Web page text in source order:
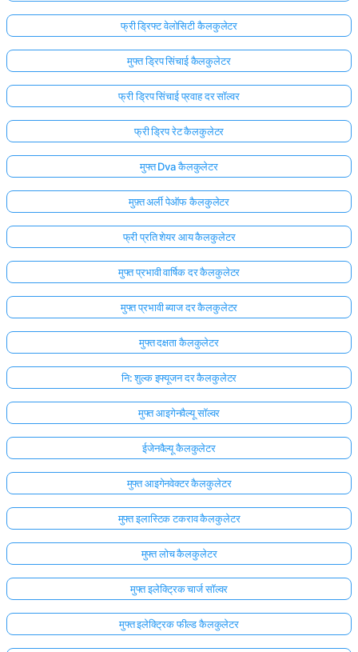
यहाँ
लॉग
इन
करें!
फ्री ड्रिफ्ट वेलोसिटी कैलकुलेटर
मुफ्त ड्रिप सिंचाई कैलकुलेटर
फ्री ड्रिप सिंचाई प्रवाह दर सॉल्वर
फ्री ड्रिप रेट कैलकुलेटर
मुफ्त Dva कैलकुलेटर
मुफ़्त अर्ली पेऑफ कैलकुलेटर
फ्री प्रति शेयर आय कैलकुलेटर
मुफ्त प्रभावी वार्षिक दर कैलकुलेटर
मुफ्त प्रभावी ब्याज दर कैलकुलेटर
मुफ्त दक्षता कैलकुलेटर
नि: शुल्क इफ्यूजन दर कैलकुलेटर
मुफ्त आइगेनवैल्यू सॉल्वर
ईजेनवैल्यू कैलकुलेटर
मुफ्त आइगेनवेक्टर कैलकुलेटर
मुफ्त इलास्टिक टकराव कैलकुलेटर
मुफ्त लोच कैलकुलेटर
मुफ्त इलेक्ट्रिक चार्ज सॉल्वर
मुफ्त इलेक्ट्रिक फील्ड कैलकुलेटर